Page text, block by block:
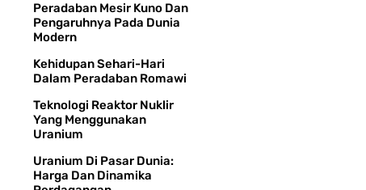
Peradaban Mesir Kuno Dan
Pengaruhnya Pada Dunia
Modern
Kehidupan Sehari-Hari
Dalam Peradaban Romawi
Teknologi Reaktor Nuklir
Yang Menggunakan
Uranium
Uranium Di Pasar Dunia:
Harga Dan Dinamika